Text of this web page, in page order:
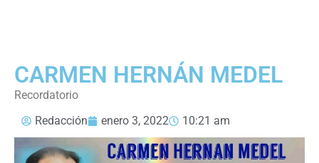
CARMEN HERNÁN MEDEL
Recordatorio
Redacción
enero 3, 2022 10:21 am